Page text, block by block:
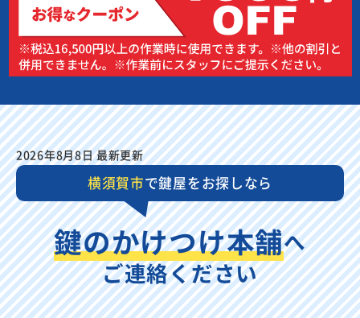
2026年8月8日 最新更新
横須賀市で鍵屋をお探しなら
鍵のかけつけ本舗へ
ご連絡ください